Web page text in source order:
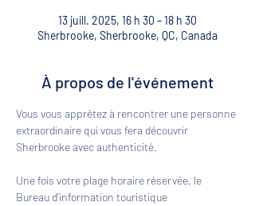
13 juill. 2025, 16 h 30 – 18 h 30
Sherbrooke, Sherbrooke, QC, Canada
À propos de l'événement
Vous vous apprêtez à rencontrer une personne
extraordinaire qui vous fera découvrir
Sherbrooke avec authenticité.
Une fois votre plage horaire réservée, le
Bureau d'information touristique